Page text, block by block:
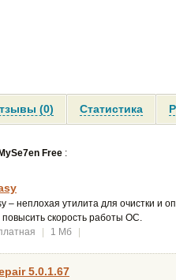
(0) Статистика
Free :
– неплохая утилита для очистки и
скорость работы ОС.
| 1 Мб |
5.0.1.67